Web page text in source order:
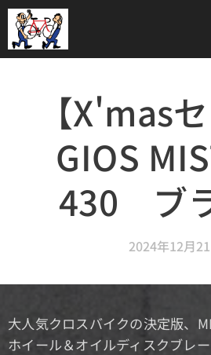
【X'mas
GIOS
430 ブ
2024年12月
大人気クロスバイクの決定版、
ホイール＆オイルディスクブレ